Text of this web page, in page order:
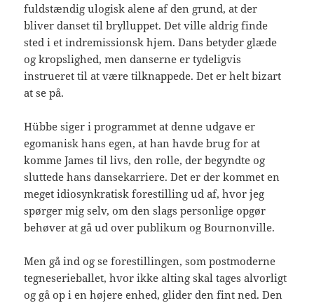
fuldstændig ulogisk alene af den grund, at der
bliver danset til brylluppet. Det ville aldrig finde
sted i et indremissionsk hjem. Dans betyder glæde
og kropslighed, men danserne er tydeligvis
instrueret til at være tilknappede. Det er helt bizart
at se på.
Hübbe siger i programmet at denne udgave er
egomanisk hans egen, at han havde brug for at
komme James til livs, den rolle, der begyndte og
sluttede hans dansekarriere. Det er der kommet en
meget idiosynkratisk forestilling ud af, hvor jeg
spørger mig selv, om den slags personlige opgør
behøver at gå ud over publikum og Bournonville.
Men gå ind og se forestillingen, som postmoderne
tegneserieballet, hvor ikke alting skal tages alvorligt
og gå op i en højere enhed, glider den fint ned. Den